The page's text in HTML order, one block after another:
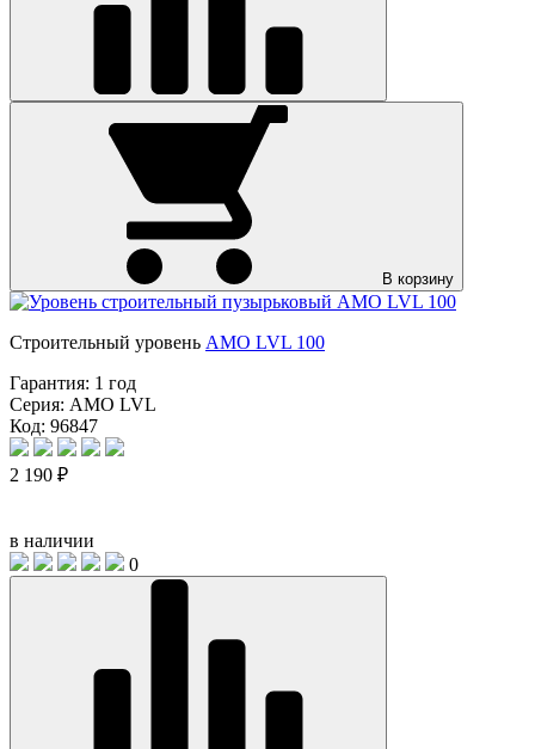
В корзину
Строительный уровень AMO LVL 100
Гарантия: 1 год
Серия: AMO LVL
Код: 96847
2 190 ₽
в наличии
0